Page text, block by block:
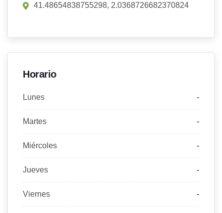
41.48654838755298, 2.0368726682370824
Horario
Lunes -
Martes -
Miércoles -
Jueves -
Viernes -